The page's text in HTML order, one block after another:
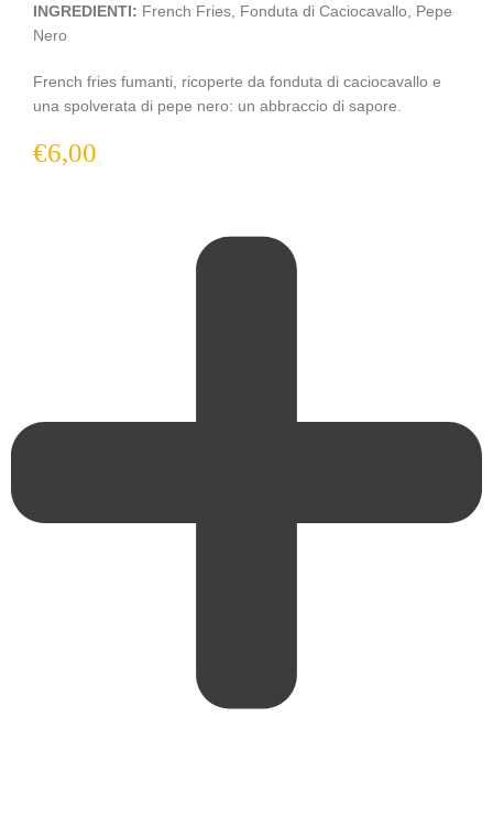
INGREDIENTI: French Fries, Fonduta di Caciocavallo, Pepe
Nero
French fries fumanti, ricoperte da fonduta di caciocavallo e
una spolverata di pepe nero: un abbraccio di sapore.
€6,00